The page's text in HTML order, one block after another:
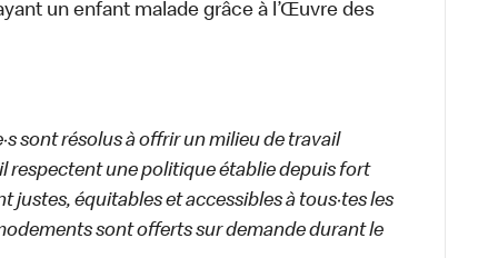
un enfant malade grâce à l’Œuvre des
sont résolus à offrir un milieu de travail
respectent une politique établie depuis fort
justes, équitables et accessibles à tous·tes les
sont offerts sur demande durant le